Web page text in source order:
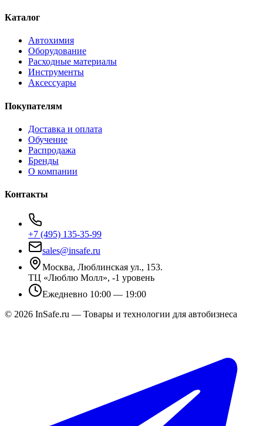
Каталог
Автохимия
Оборудование
Расходные материалы
Инструменты
Аксессуары
Покупателям
Доставка и оплата
Обучение
Распродажа
Бренды
О компании
Контакты
+7 (495) 135-35-99
sales@insafe.ru
Москва, Люблинская ул., 153.
ТЦ «Люблю Молл», -1 уровень
Ежедневно 10:00 — 19:00
© 2026 InSafe.ru — Товары и технологии для автобизнеса